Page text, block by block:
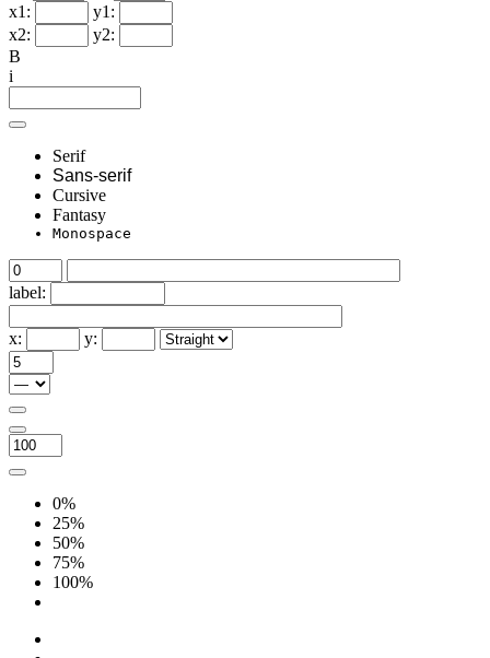
x1:
y1:
x2:
y2:
B
i
Serif
Sans-serif
Cursive
Fantasy
Monospace
label:
x: y:
0%
25%
50%
75%
100%